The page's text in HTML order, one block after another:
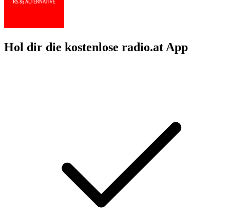
Hol dir die kostenlose radio.at App